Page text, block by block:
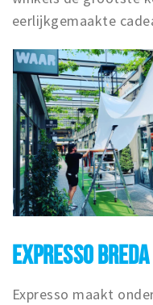
eerlijkgemaakte
EXPRESSO BREDA
Expresso maakt